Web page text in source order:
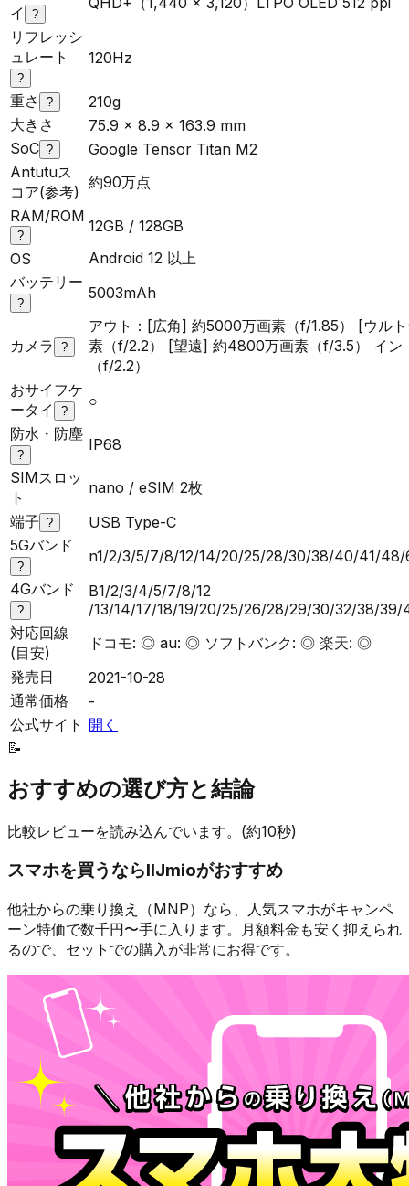
イ
?
リフレッシ
ュレート
?
120Hz
重さ ?
210g
大きさ
75.9 x 8.9 x 163.9 mm
SoC ?
Google Tensor Titan M2
Antutuス
コア(参考)
約90万点
RAM/ROM
?
12GB / 128GB
OS
Android 12 以上
バッテリー
?
5003mAh
カメラ ?
アウト：[広角] 約5000万画素（f/1.85） [ウル
素（f/2.2） [望遠] 約4800万画素（f/3.5） イン
（f/2.2）
おサイフケ
ータイ
?
○
防水・防塵
?
IP68
SIMスロッ
ト
nano / eSIM 2枚
端子 ?
USB Type-C
5Gバンド
?
n1/2/3/5/7/8/12/14/20/25/28/30/38/40/41/
4Gバンド
?
B1/2/3/4/5/7/8/12
/13/14/17/18/19/20/25/26/28/29/30/32/38/
対応回線
(目安)
ドコモ: ◎ au: ◎ ソフトバンク: ◎ 楽天: ◎
発売日
2021-10-28
通常価格
-
公式サイト 開く
📝
おすすめの選び方と結論
比較レビューを読み込んでいます。(約10秒)
スマホを買うならIIJmioがおすすめ
他社からの乗り換え（MNP）なら、人気スマホがキャンペ
ーン特価で数千円〜手に入ります。月額料金も安く抑えられ
るので、セットでの購入が非常にお得です。